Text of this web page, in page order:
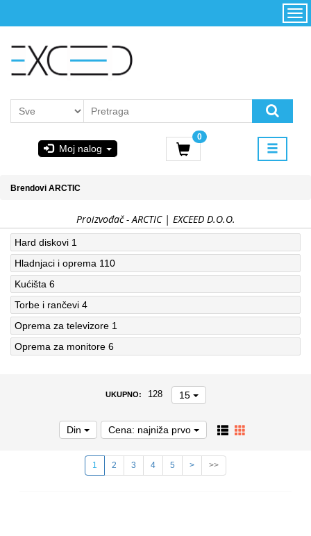
Moj nalog
0
Početna
korišćenja i
PoweredByAsus
Brendovi ARCTIC
Proizvođač - ARCTIC | EXCEED D.O.O.
Hard diskovi 1
Hladnjaci i oprema 110
Kućišta 6
Torbe i rančevi 4
Oprema za televizore 1
Oprema za monitore 6
UKUPNO: 128 15
Din Cena: najniža prvo
1 2 3 4 5 > >>